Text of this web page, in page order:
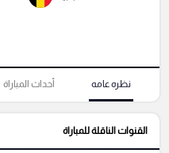
نظره عامه أحداث المباراة
القنوات الناقلة للمباراة